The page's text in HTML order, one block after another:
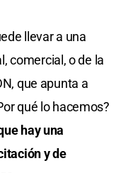
llevar a una
comercial, o de la
que apunta a
qué lo hacemos?
hay una
y de